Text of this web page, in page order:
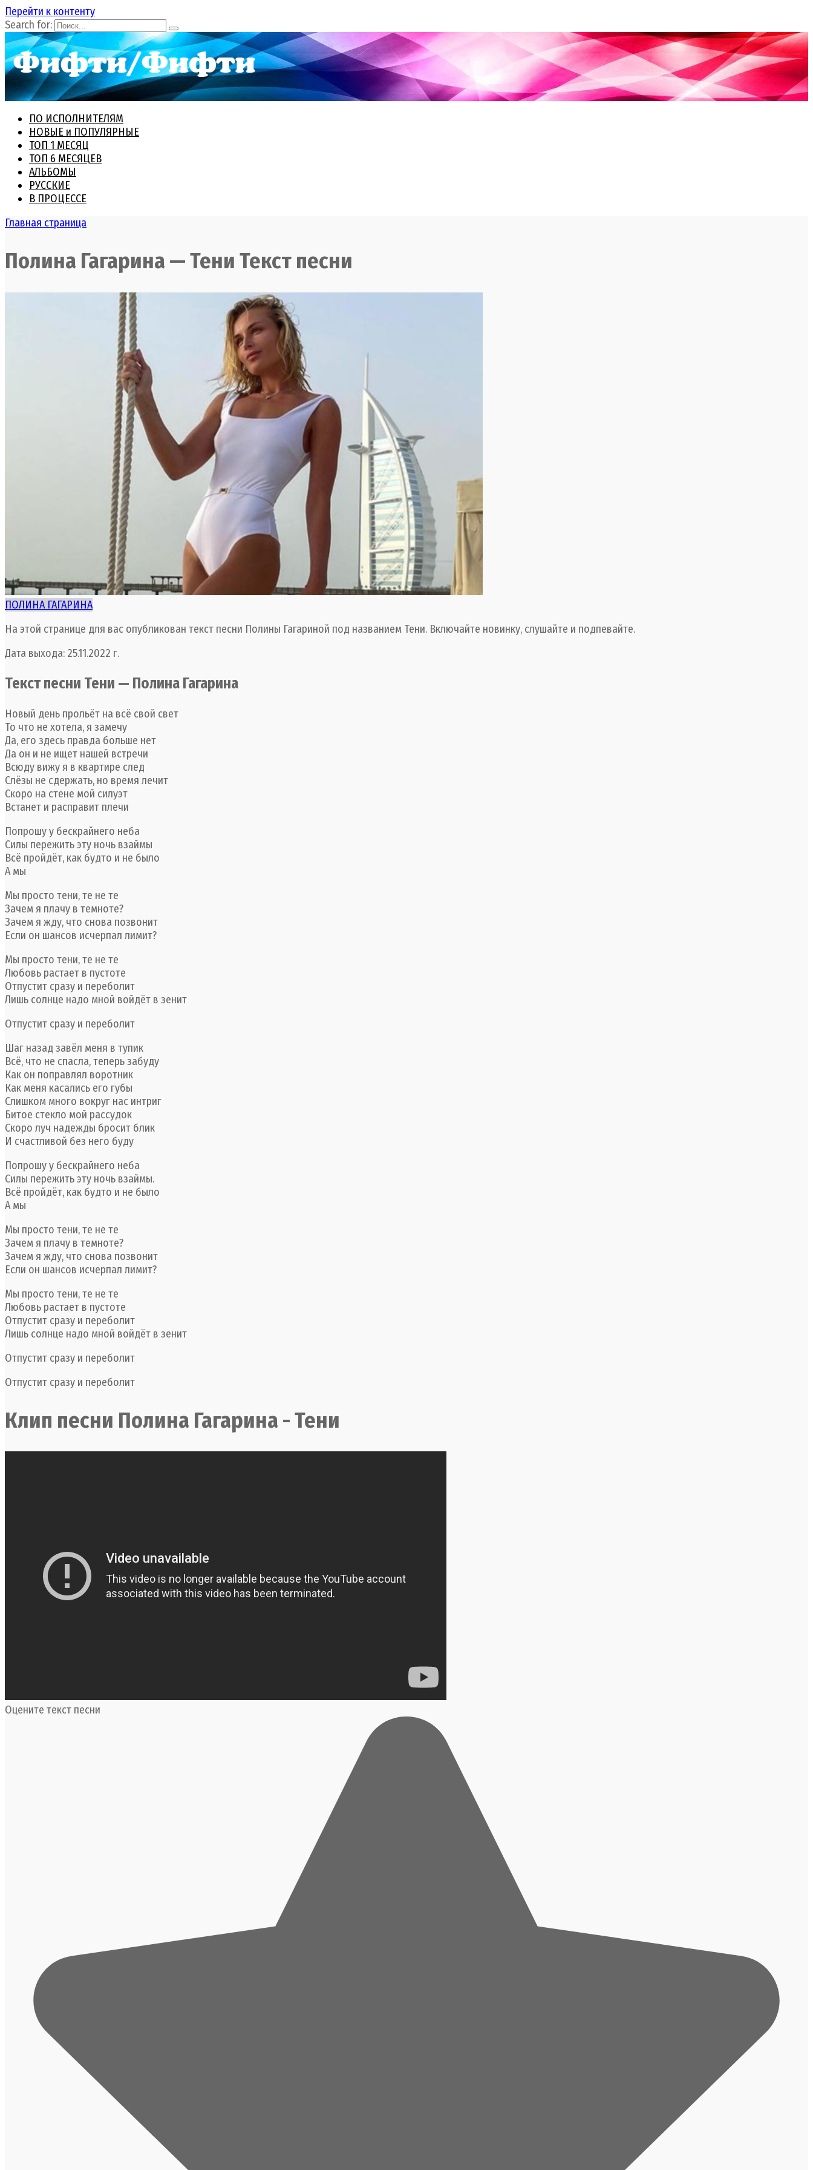
Перейти к контенту
Search for:
ПО ИСПОЛНИТЕЛЯМ
НОВЫЕ и ПОПУЛЯРНЫЕ
ТОП 1 МЕСЯЦ
ТОП 6 МЕСЯЦЕВ
АЛЬБОМЫ
РУССКИЕ
В ПРОЦЕССЕ
Главная страница
Полина Гагарина — Тени Текст песни
ПОЛИНА ГАГАРИНА
На этой странице для вас опубликован текст песни Полины Гагариной под названием Тени. Включайте новинку, слушайте и подпевайте.
Дата выхода: 25.11.2022 г.
Текст песни Тени — Полина Гагарина
Новый день прольёт на всё свой свет
То что не хотела, я замечу
Да, его здесь правда больше нет
Да он и не ищет нашей встречи
Всюду вижу я в квартире след
Слёзы не сдержать, но время лечит
Скоро на стене мой силуэт
Встанет и расправит плечи
Попрошу у бескрайнего неба
Силы пережить эту ночь взаймы
Всё пройдёт, как будто и не было
А мы
Мы просто тени, те не те
Зачем я плачу в темноте?
Зачем я жду, что снова позвонит
Если он шансов исчерпал лимит?
Мы просто тени, те не те
Любовь растает в пустоте
Отпустит сразу и переболит
Лишь солнце надо мной войдёт в зенит
Отпустит сразу и переболит
Шаг назад завёл меня в тупик
Всё, что не спасла, теперь забуду
Как он поправлял воротник
Как меня касались его губы
Слишком много вокруг нас интриг
Битое стекло мой рассудок
Скоро луч надежды бросит блик
И счастливой без него буду
Попрошу у бескрайнего неба
Силы пережить эту ночь взаймы.
Всё пройдёт, как будто и не было
А мы
Мы просто тени, те не те
Зачем я плачу в темноте?
Зачем я жду, что снова позвонит
Если он шансов исчерпал лимит?
Мы просто тени, те не те
Любовь растает в пустоте
Отпустит сразу и переболит
Лишь солнце надо мной войдёт в зенит
Отпустит сразу и переболит
Отпустит сразу и переболит
Клип песни Полина Гагарина - Тени
Оцените текст песни